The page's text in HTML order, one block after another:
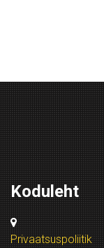
Koduleht
Privaatsuspoliitik